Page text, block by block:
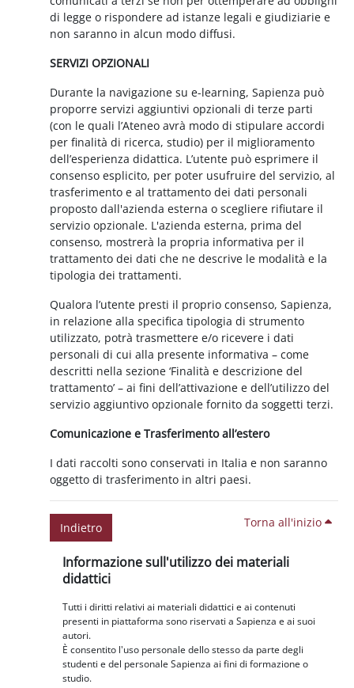
di legge o rispondere ad istanze legali e giudiziarie e
non saranno in alcun modo diffusi.
SERVIZI OPZIONALI
Durante la navigazione su e-learning, Sapienza può
proporre servizi aggiuntivi opzionali di terze parti
(con le quali l’Ateneo avrà modo di stipulare accordi
per finalità di ricerca, studio) per il miglioramento
dell’esperienza didattica. L’utente può esprimere il
consenso esplicito, per poter usufruire del servizio, al
trasferimento e al trattamento dei dati personali
proposto dall'azienda esterna o scegliere rifiutare il
servizio opzionale. L'azienda esterna, prima del
consenso, mostrerà la propria informativa per il
trattamento dei dati che ne descrive le modalità e la
tipologia dei trattamenti.
Qualora l’utente presti il proprio consenso, Sapienza,
in relazione alla specifica tipologia di strumento
utilizzato, potrà trasmettere e/o ricevere i dati
personali di cui alla presente informativa – come
descritti nella sezione ‘Finalità e descrizione del
trattamento’ – ai fini dell’attivazione e dell’utilizzo del
servizio aggiuntivo opzionale fornito da soggetti terzi.
Comunicazione e Trasferimento all’estero
I dati raccolti sono conservati in Italia e non saranno
oggetto di trasferimento in altri paesi.
Indietro Torna all'inizio
Blocchi
Informazione sull'utilizzo dei materiali
didattici
Tutti i diritti relativi ai materiali didattici e ai contenuti
presenti in piattaforma sono riservati a Sapienza e ai suoi
autori.
È consentito l'uso personale dello stesso da parte degli
studenti e del personale Sapienza ai fini di formazione o
studio.